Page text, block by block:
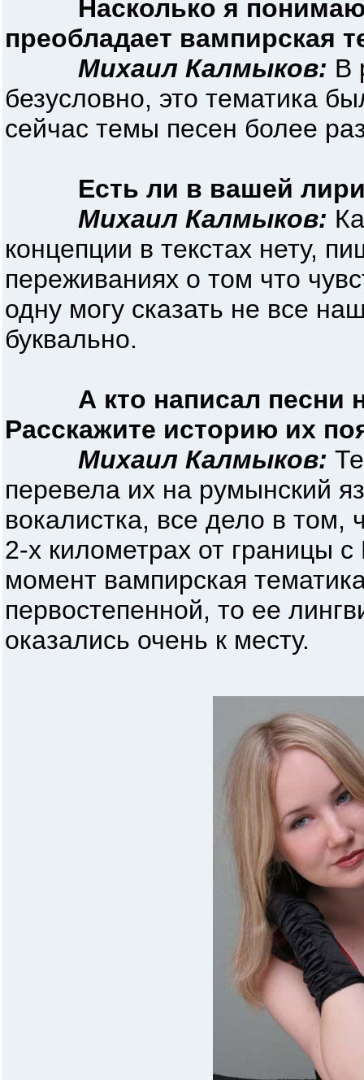
Насколько я
преобладает вампирская
Михаил Калмыков: В
безусловно, это тематика
сейчас темы песен более
Есть ли в вашей
Михаил Калмыков:
концепции в текстах нету,
переживаниях о том что
одну могу сказать не все
буквально.
А кто написал
Расскажите историю их
Михаил Калмыков:
перевела их на румынский
вокалистка, все дело в том,
2-х километрах от границы
момент вампирская
первостепенной, то ее
оказались очень к месту.